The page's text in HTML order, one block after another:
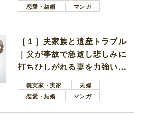
恋愛・結婚
マンガ
［１］夫家族と遺産トラブル
｜父が事故で急逝し悲しみに
打ちひしがれる妻を力強い言
葉で励ます夫
義実家・実家
夫婦
恋愛・結婚
マンガ